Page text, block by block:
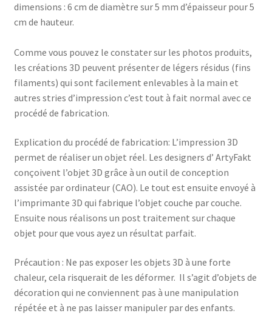
dimensions : 6 cm de diamètre sur 5 mm d’épaisseur pour 5
cm de hauteur.
Comme vous pouvez le constater sur les photos produits,
les créations 3D peuvent présenter de légers résidus (fins
filaments) qui sont facilement enlevables à la main et
autres stries d’impression c’est tout à fait normal avec ce
procédé de fabrication.
Explication du procédé de fabrication: L’impression 3D
permet de réaliser un objet réel. Les designers d’ ArtyFakt
conçoivent l’objet 3D grâce à un outil de conception
assistée par ordinateur (CAO). Le tout est ensuite envoyé à
l’imprimante 3D qui fabrique l’objet couche par couche.
Ensuite nous réalisons un post traitement sur chaque
objet pour que vous ayez un résultat parfait.
Précaution : Ne pas exposer les objets 3D à une forte
chaleur, cela risquerait de les déformer. Il s’agit d’objets de
décoration qui ne conviennent pas à une manipulation
répétée et à ne pas laisser manipuler par des enfants.